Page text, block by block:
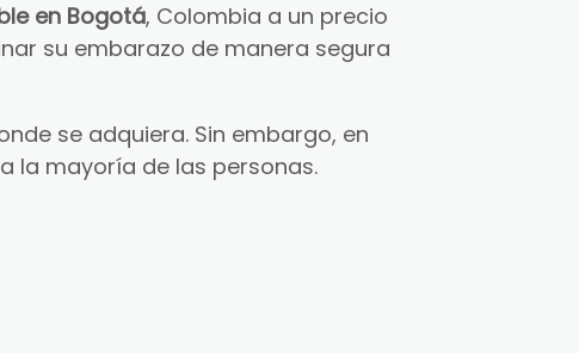
en Bogotá, Colombia a un precio
su embarazo de manera segura
se adquiera. Sin embargo, en
la mayoría de las personas.